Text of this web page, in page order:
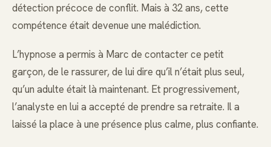
détection précoce de conflit. Mais à 32 ans, cette
compétence était devenue une malédiction.
L’hypnose a permis à Marc de contacter ce petit
garçon, de le rassurer, de lui dire qu’il n’était plus seul,
qu’un adulte était là maintenant. Et progressivement,
l’analyste en lui a accepté de prendre sa retraite. Il a
laissé la place à une présence plus calme, plus confiante.